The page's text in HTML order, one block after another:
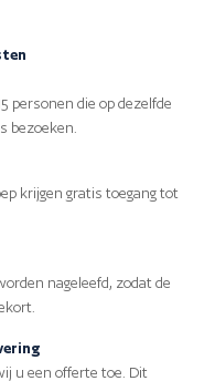
personen die op dezelfde
bezoeken.
krijgen gratis toegang tot
nageleefd, zodat de
u een offerte toe. Dit